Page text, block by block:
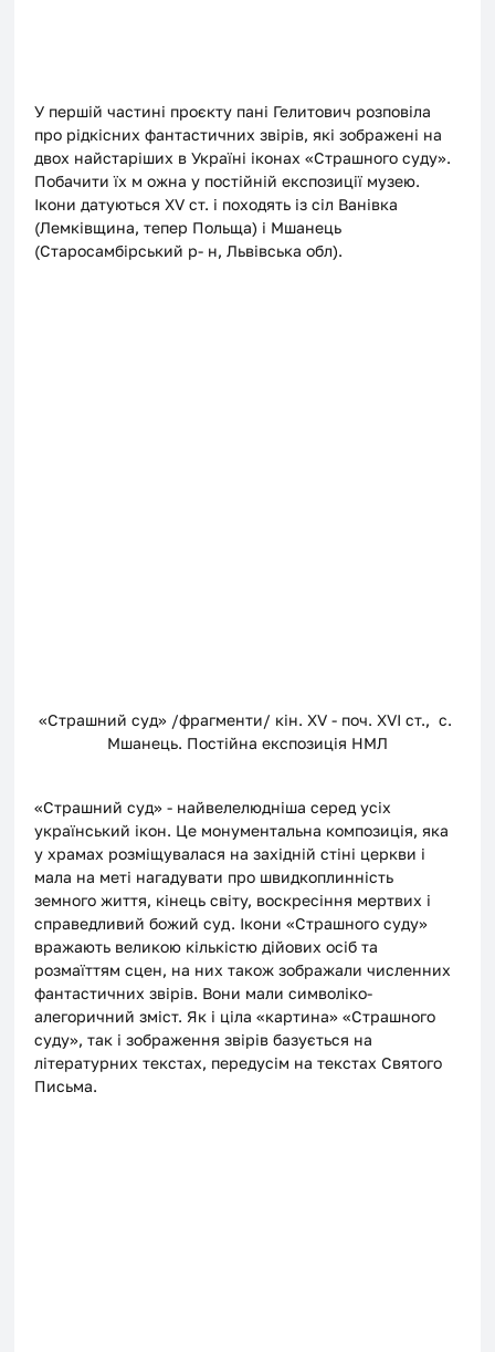
У першій частині проєкту пані Гелитович розповіла
про рідкісних фантастичних звірів, які зображені на
двох найстаріших в Україні іконах «Страшного суду».
Побачити їх м ожна у постійній експозиції музею.
Ікони датуються ХV ст. і походять із сіл Ванівка
(Лемківщина, тепер Польща) і Мшанець
(Старосамбірський р- н, Львівська обл).
«Страшний суд» /фрагменти/ кін. XV - поч. XVI ст.,  с.
Мшанець. Постійна експозиція НМЛ
«Страшний суд» - найвелелюдніша серед усіх
український ікон. Це монументальна композиція, яка
у храмах розміщувалася на західній стіні церкви і
мала на меті нагадувати про швидкоплинність
земного життя, кінець світу, воскресіння мертвих і
справедливий божий суд. Ікони «Страшного суду»
вражають великою кількістю дійових осіб та
розмаїттям сцен, на них також зображали численних
фантастичних звірів. Вони мали символіко-
алегоричний зміст. Як і ціла «картина» «Страшного
суду», так і зображення звірів базується на
літературних текстах, передусім на текстах Святого
Письма.